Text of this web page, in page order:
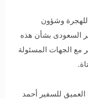
للهجرة وشؤون
السعودى بشأن هذه
مع الجهات المسئولة
للسفير أحمد